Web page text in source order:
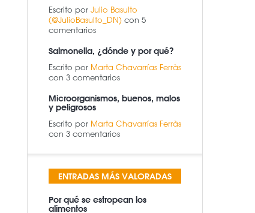
Escrito por Julio Basulto
(@JulioBasulto_DN) con 5
comentarios
Salmonella, ¿dónde y por qué?
Escrito por Marta Chavarrías Ferràs
con 3 comentarios
Microorganismos, buenos, malos
y peligrosos
Escrito por Marta Chavarrías Ferràs
con 3 comentarios
ENTRADAS MÁS VALORADAS
Por qué se estropean los
alimentos